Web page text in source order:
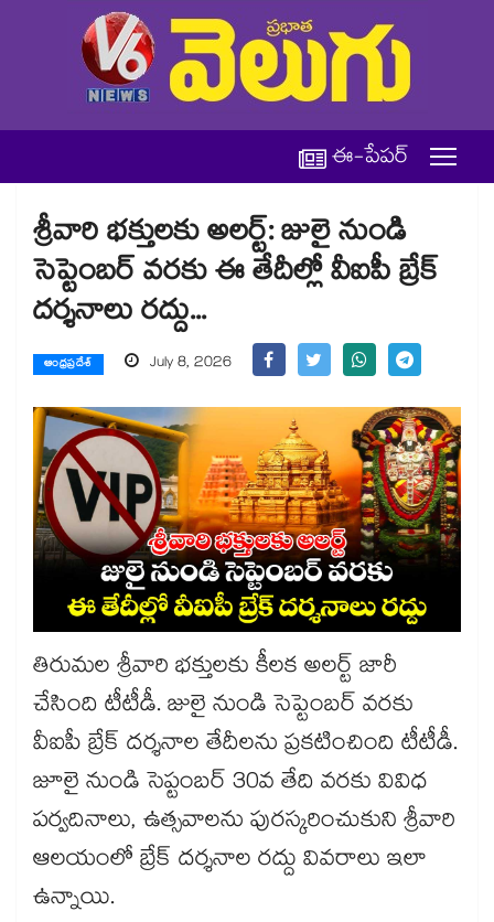
ఈ-పేపర్
శ్రీవారి భక్తులకు అలర్ట్: జులై నుండి
సెప్టెంబర్ వరకు ఈ తేదీల్లో వీఐపీ బ్రేక్
దర్శనాలు రద్దు...
ఆంధ్రప్రదేశ్ July 8, 2026
తిరుమల శ్రీవారి భక్తులకు కీలక అలర్ట్ జారీ
చేసింది టీటీడీ. జులై నుండి సెప్టెంబర్ వరకు
వీఐపీ బ్రేక్ దర్శనాల తేదీలను ప్రకటించింది టీటీడీ.
జూలై నుండి సెప్టంబ‌ర్ 30వ తేది వ‌ర‌కు వివిధ
ప‌ర్వ‌దినాలు, ఉత్స‌వాల‌ను పుర‌స్క‌రించుకుని శ్రీ‌వారి
ఆల‌యంలో బ్రేక్ ద‌ర్శ‌నాల ర‌ద్దు వివ‌రాలు ఇలా
ఉన్నాయి.